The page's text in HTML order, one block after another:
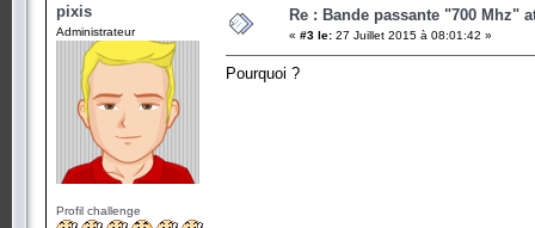
pixis
Administrateur
Profil challenge
Re : Bande passante "700 Mhz"
« #3 le: 27 Juillet 2015 à 08:01:42 »
Pourquoi ?